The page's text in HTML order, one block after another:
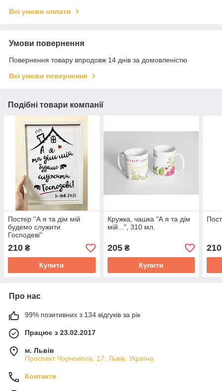
Всі умови оплати
Умови повернення
Повернення товару впродовж 14 днів за домовленістю
Всі умови повернення
Подібні товари компанії
Постер ''А я та дім мій
будемо служити
Господеві''
210 ₴
Купити
Кружка, чашка "А я та дім
мій...", 310 мл.
205₴
Купити
210
Про нас
99% позитивних з 134 відгуків за рік
Працює з 23.02.2017
м. Львів
Проспект Чорновола, 17, Львів, Україна
Контакти